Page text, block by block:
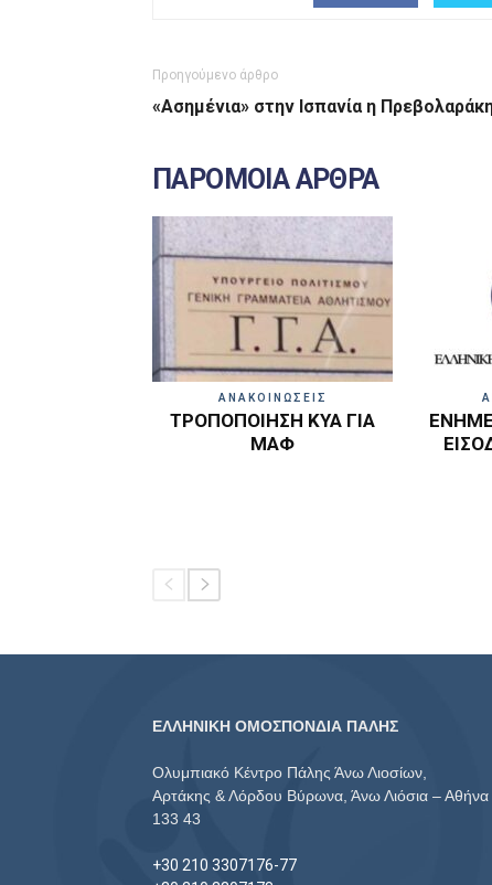
Προηγούμενο άρθρο
«Ασημένια» στην Ισπανία η
ΠΑΡΟΜΟΙΑ ΑΡΘΡΑ
ΑΝΑΚΟΙΝΩΣΕΙΣ
ΤΡΟΠΟΠΟΙΗΣΗ ΚΥΑ ΓΙΑ
ΜΑΦ
ΕΛΛΗΝΙΚΗ ΟΜΟΣΠΟΝΔΙΑ ΠΑΛΗΣ
Ολυμπιακό Κέντρο Πάλης Άνω Λιοσίων,
Αρτάκης & Λόρδου Βύρωνα, Άνω Λιόσια – Αθήνα
133 43
+30 210 3307176-77